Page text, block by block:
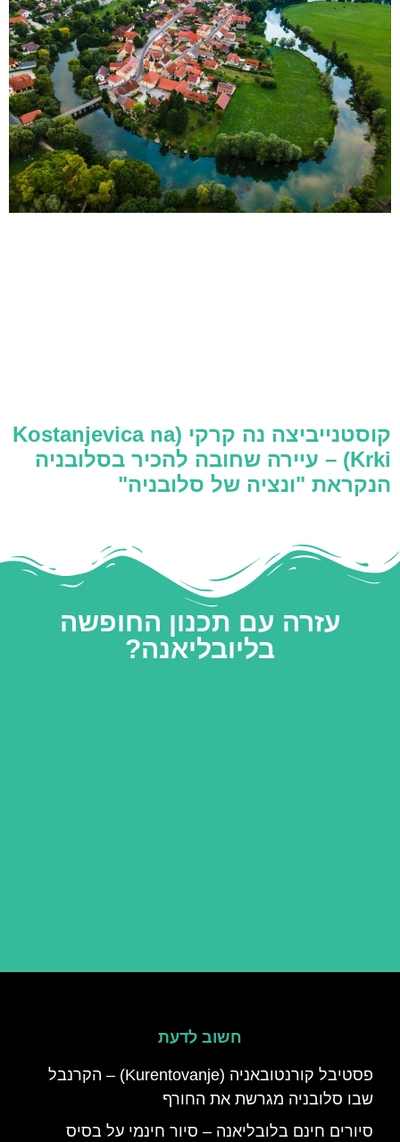
קוסטנייביצה נה קרקי (Kostanjevica na
Krki) – עיירה שחובה להכיר בסלובניה
הנקראת "ונציה של סלובניה"
עזרה עם תכנון החופשה
בליובליאנה?
חשוב לדעת
פסטיבל קורנטובאניה (Kurentovanje) – הקרנבל
שבו סלובניה מגרשת את החורף
סיורים חינם בלובליאנה – סיור חינמי על בסיס